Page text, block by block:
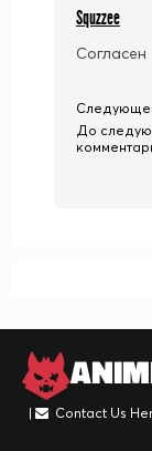
Squzzee
Согласен
До
| Contact Us